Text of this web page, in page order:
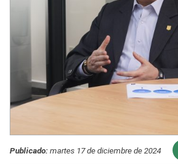
Publicado:martes 17 de diciembre de 2024